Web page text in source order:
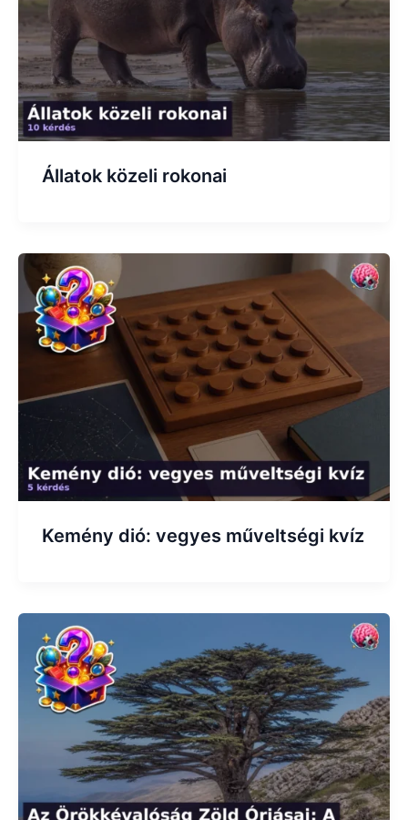
Állatok közeli rokonai
Kemény dió: vegyes műveltségi kvíz